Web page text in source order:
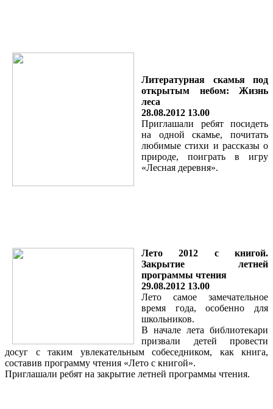
Литературная скамья под
открытым небом: Жизнь
леса
28.08.2012 13.00
Приглашали ребят посидеть
на одной скамье, почитать
любимые стихи и рассказы о
природе, поиграть в игру
«Лесная деревня».
Лето 2012 с книгой.
Закрытие летней
программы чтения
29.08.2012 13.00
Лето самое замечательное
время года, особенно для
школьников.
В начале лета библиотекари
призвали детей провести
досуг с таким увлекательным собеседником, как книга,
составив программу чтения «Лето с книгой».
Приглашали ребят на закрытие летней программы чтения.